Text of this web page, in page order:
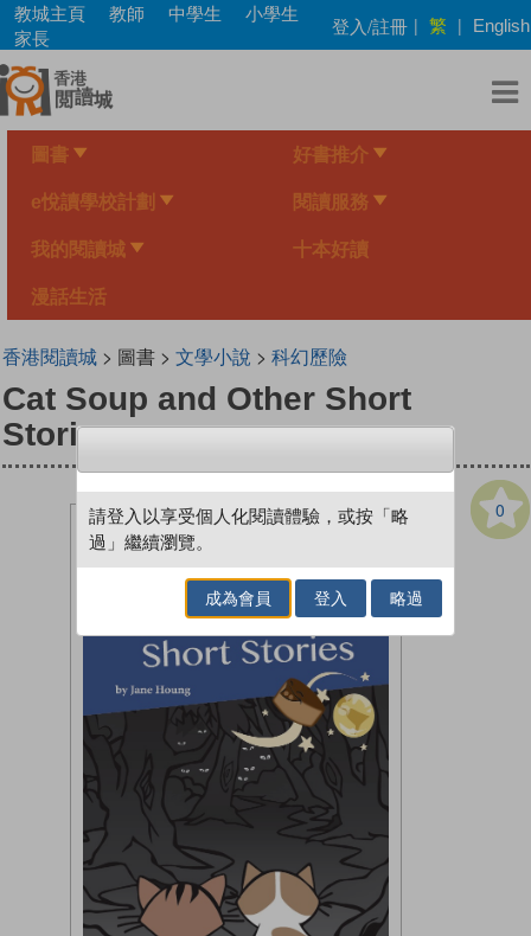
Skip
main
content
教城主頁 教師 中學生
小學生
家長
登入/註冊 | 繁 | English
圖書 好書推介
e悅讀學校計劃 閱讀服務
我的閱讀城 十本好讀
漫話生活
香港閱讀城> 圖書 > 文學小說 > 科幻歷險
Cat Soup and Other Short
Stories
0
請登入以享受個人化閱讀體驗，或按「略
過」繼續瀏覽。
成為會員 登入 略過